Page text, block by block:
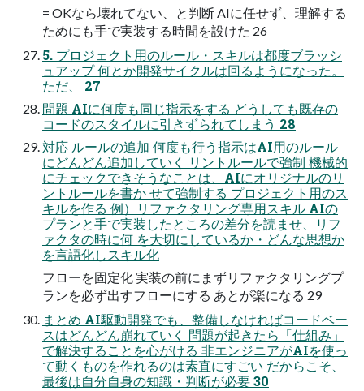
= OKなら壊れてない、と判断 AIに任せず、理解する
ためにも手で実装する時間を設けた 26
5. プロジェクト用のルール・スキルは都度ブラッシ
ュアップ 何とか開発サイクルは回るようになった。
ただ、 27
問題 AIに何度も同じ指示をする どうしても既存の
コードのスタイルに引きずられてしまう 28
対応 ルールの追加 何度も行う指示はAI用のルール
にどんどん追加していく リントルールで強制 機械的
にチェックできそうなことは、AIにオリジナルのリ
ントルールを書か せて強制する プロジェクト用のス
キルを作る 例）リファクタリング専用スキル AIの
プランと手で実装したところの差分を読ませ、リフ
ァクタの時に何 を大切にしているか・どんな思想か
を言語化しスキル化
フローを固定化 実装の前にまずリファクタリングプ
ランを必ず出すフローにする あとが楽になる 29
まとめ AI駆動開発でも、整備しなければコードベー
スはどんどん崩れていく 問題が起きたら「仕組み」
で解決することを心がける 非エンジニアがAIを使っ
て動くものを作れるのは素直にすごい だからこそ、
最後は自分自身の知識・判断が必要 30